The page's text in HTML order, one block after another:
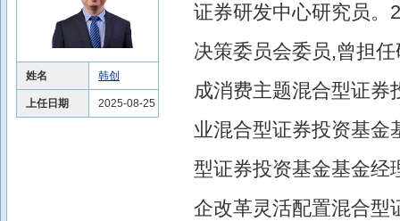
姓名 韩创
上任日期 2025-08-25
证券研发中心研究员。
决策委员会委员,曾担
成消费主题混合型证券
业混合型证券投资基金
型证券投资基金基金经
企改革灵活配置混合型